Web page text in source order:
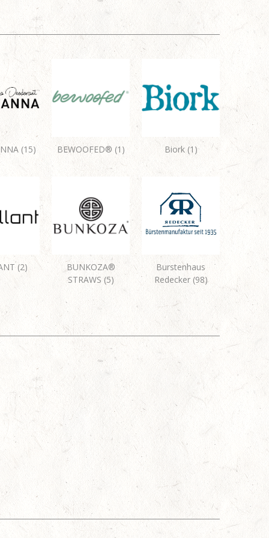
(15) BEWOOFED® (1) Biork (1)
(2)
BUNKOZA®
STRAWS (5)
Burstenhaus
Redecker (98)